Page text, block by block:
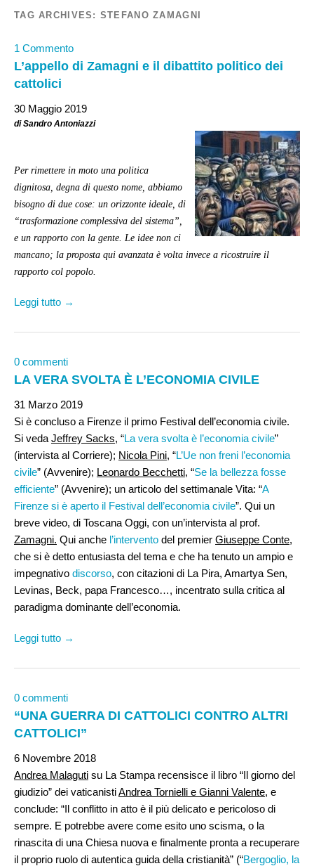
TAG ARCHIVES: STEFANO ZAMAGNI
1 Commento
L’appello di Zamagni e il dibattito politico dei
cattolici
30 Maggio 2019
di Sandro Antoniazzi
Per rimettere in moto una politica
dignitosa, degna di questo nome, abbiamo
bisogno di due cose: un orizzonte ideale, di
“trasformazione complessiva del sistema”,
e un rapporto con la gente. Le idee non ci
mancano; la proposta qui avanzata è volta invece a ricostruire il
rapporto col popolo.
Leggi tutto →
0 commenti
LA VERA SVOLTA È L’ECONOMIA CIVILE
31 Marzo 2019
Si è concluso a Firenze il primo Festival dell’economia civile.
Si veda Jeffrey Sacks, “La vera svolta è l’economia civile”
(intervista al Corriere); Nicola Pini, “L’Ue non freni l’economia
civile” (Avvenire); Leonardo Becchetti, “Se la bellezza fosse
efficiente” (Avvenire); un articolo del settimanale Vita: “A
Firenze si è aperto il Festival dell’economia civile”. Qui un
breve video, di Toscana Oggi, con un’intervista al prof.
Zamagni. Qui anche l’intervento del premier Giuseppe Conte,
che si è detto entusiasta del tema e che ha tenuto un ampio e
impegnativo discorso, con citazioni di La Pira, Amartya Sen,
Levinas, Beck, papa Francesco…, incentrato sulla critica al
paradigma dominante dell’economia.
Leggi tutto →
0 commenti
“UNA GUERRA DI CATTOLICI CONTRO ALTRI
CATTOLICI”
6 Novembre 2018
Andrea Malaguti su La Stampa recensisce il libro “Il giorno del
giudizio” dei vaticanistiAndrea Tornielli e Gianni Valente, e
conclude: “Il conflitto in atto è il più delicato e pericoloso di
sempre. E potrebbe avere come esito uno scisma, o la
rinascita di una Chiesa nuova e finalmente pronta a recuperare
il proprio ruolo di autentica guida della cristianità” (“Bergoglio, la